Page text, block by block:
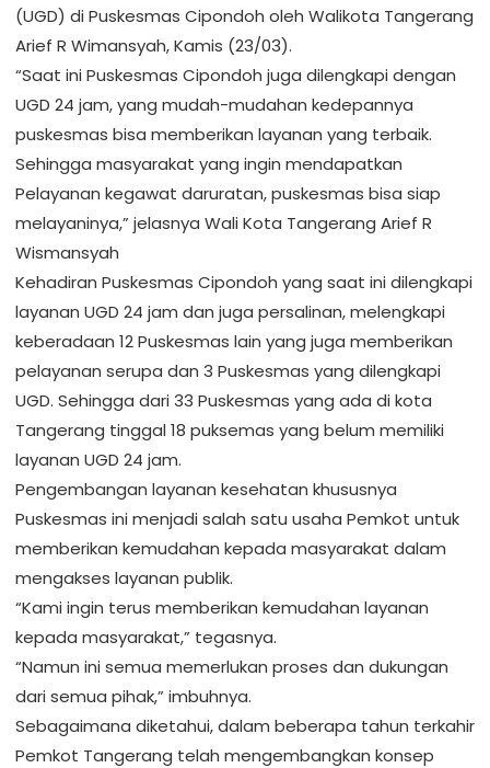
(UGD) di Puskesmas Cipondoh oleh Walikota Tangerang
Arief R Wimansyah, Kamis (23/03).
“Saat ini Puskesmas Cipondoh juga dilengkapi dengan
UGD 24 jam, yang mudah-mudahan kedepannya
puskesmas bisa memberikan layanan yang terbaik.
Sehingga masyarakat yang ingin mendapatkan
Pelayanan kegawat daruratan, puskesmas bisa siap
melayaninya,” jelasnya Wali Kota Tangerang Arief R
Wismansyah
Kehadiran Puskesmas Cipondoh yang saat ini dilengkapi
layanan UGD 24 jam dan juga persalinan, melengkapi
keberadaan 12 Puskesmas lain yang juga memberikan
pelayanan serupa dan 3 Puskesmas yang dilengkapi
UGD. Sehingga dari 33 Puskesmas yang ada di kota
Tangerang tinggal 18 puksemas yang belum memiliki
layanan UGD 24 jam.
Pengembangan layanan kesehatan khususnya
Puskesmas ini menjadi salah satu usaha Pemkot untuk
memberikan kemudahan kepada masyarakat dalam
mengakses layanan publik.
“Kami ingin terus memberikan kemudahan layanan
kepada masyarakat,” tegasnya.
“Namun ini semua memerlukan proses dan dukungan
dari semua pihak,” imbuhnya.
Sebagaimana diketahui, dalam beberapa tahun terkahir
Pemkot Tangerang telah mengembangkan konsep